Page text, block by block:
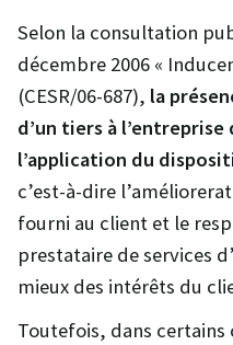
Selon la consultation
décembre 2006 «
(CESR/06-687), la
d’un tiers à
l’application du
c’est-à-dire
fourni au client et le
prestataire de services
mieux des intérêts du
Toutefois, dans certains